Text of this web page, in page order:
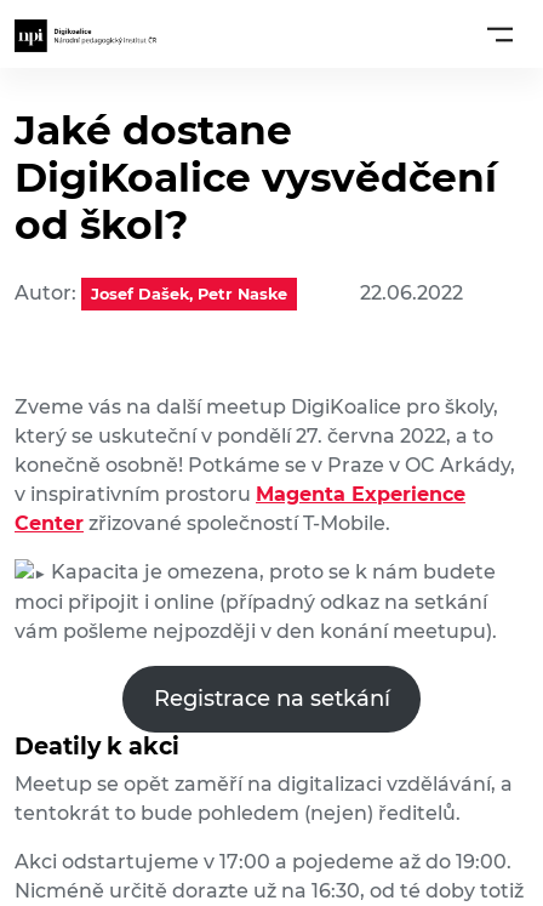
Jaké dostane
DigiKoalice vysvědčení
od škol?
Autor: Josef Dašek, Petr Naske 22.06.2022
Zveme vás na další meetup DigiKoalice pro školy,
který se uskuteční v pondělí 27. června 2022, a to
konečně osobně! Potkáme se v Praze v OC Arkády,
v inspirativním prostoru Magenta Experience
Center zřizované společností T-Mobile.
Kapacita je omezena, proto se k nám budete
moci připojit i online (případný odkaz na setkání
vám pošleme nejpozději v den konání meetupu).
Registrace na setkání
Deatily k akci
Meetup se opět zaměří na digitalizaci vzdělávání, a
tentokrát to bude pohledem (nejen) ředitelů.
Akci odstartujeme v 17:00 a pojedeme až do 19:00.
Nicméně určitě dorazte už na 16:30, od té doby totiž